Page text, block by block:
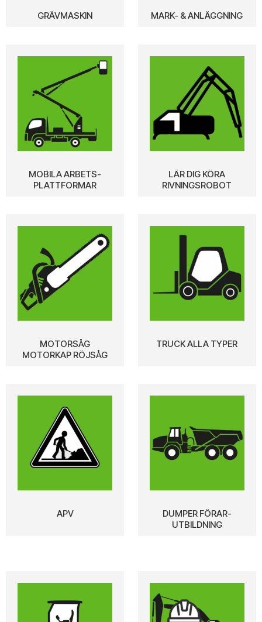
GRÄVMASKIN MARK- & ANLÄGGNING
MOBILA ARBETS-
PLATTFORMAR
LÄR DIG KÖRA
RIVNINGSROBOT
MOTORSÅG
MOTORKAP RÖJSÅG
TRUCK ALLA TYPER
APV
DUMPER FÖRAR-
UTBILDNING